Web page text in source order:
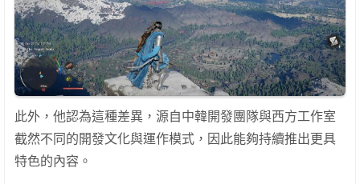
此外，他認為這種差異，源自中韓開發團隊與西方工作室
截然不同的開發文化與運作模式，因此能夠持續推出更具
特色的內容。